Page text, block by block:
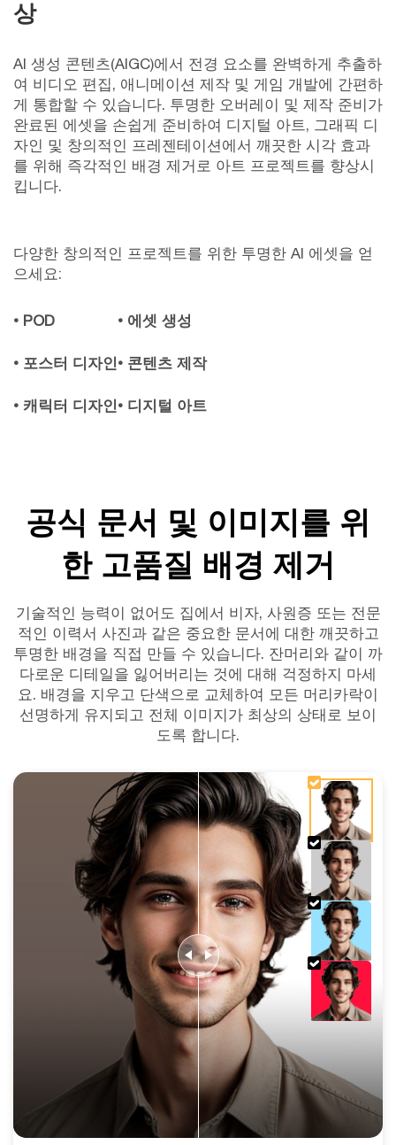
상
AI 생성 콘텐츠(AIGC)에서 전경 요소를 완벽하게 추출하
여 비디오 편집, 애니메이션 제작 및 게임 개발에 간편하
게 통합할 수 있습니다. 투명한 오버레이 및 제작 준비가
완료된 에셋을 손쉽게 준비하여 디지털 아트, 그래픽 디
자인 및 창의적인 프레젠테이션에서 깨끗한 시각 효과
를 위해 즉각적인 배경 제거로 아트 프로젝트를 향상시
킵니다.
다양한 창의적인 프로젝트를 위한 투명한 AI 에셋을 얻
으세요:
• POD
• 포스터 디자인
• 캐릭터 디자인
• 에셋 생성
• 콘텐츠 제작
• 디지털 아트
공식 문서 및 이미지를 위
한 고품질 배경 제거
기술적인 능력이 없어도 집에서 비자, 사원증 또는 전문
적인 이력서 사진과 같은 중요한 문서에 대한 깨끗하고
투명한 배경을 직접 만들 수 있습니다. 잔머리와 같이 까
다로운 디테일을 잃어버리는 것에 대해 걱정하지 마세
요. 배경을 지우고 단색으로 교체하여 모든 머리카락이
선명하게 유지되고 전체 이미지가 최상의 상태로 보이
도록 합니다.